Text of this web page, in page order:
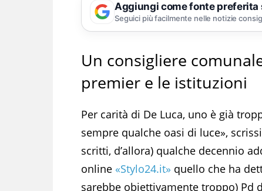
Aggiungi come fonte preferita
Seguici più facilmente nelle notizie
Un consigliere
premier e le istituzioni
Per carità di De Luca, uno è già
sempre qualche oasi di luce»,
scritti, d’allora) qualche decennio
online «Stylo24.it» quello che ha
sarebbe obiettivamente troppo) Pd